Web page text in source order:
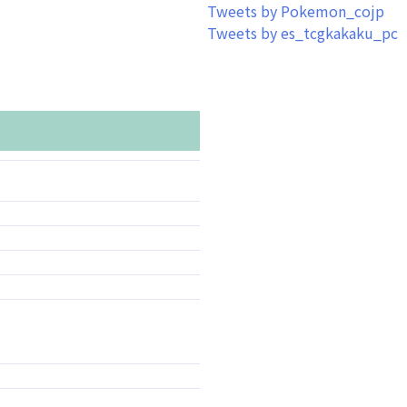
Tweets by Pokemon_cojp
Tweets by es_tcgkakaku_pc